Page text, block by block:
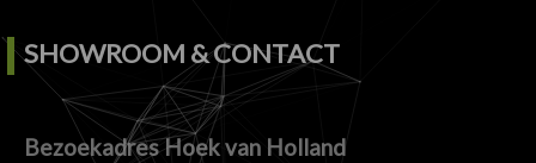
SHOWROOM & CONTACT
Bezoekadres Hoek van Holland